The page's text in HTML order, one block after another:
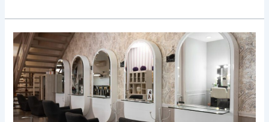
Neon
Box
Digital
Salon,
Ini
Ide-